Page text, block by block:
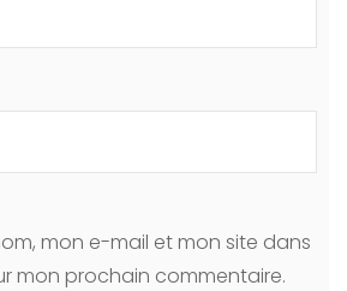
mon e-mail et mon site dans
mon prochain commentaire.